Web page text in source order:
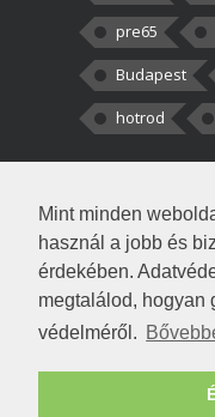
Mint minden
használ a jobb és
érdekében.
megtalálod, hogyan
védelméről.
pre65
Budapest
hotrod
darabbaal
Béke:
!fasza Örültem is